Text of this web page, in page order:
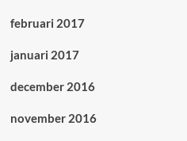
februari 2017
januari 2017
december 2016
november 2016